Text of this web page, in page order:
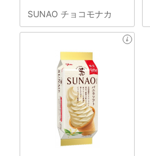
SUNAO チョコモナカ